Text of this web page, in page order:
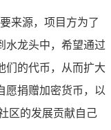
来源，项目方为了
水龙头中，希望通过
们的代币，从而扩大
愿捐赠加密货币，以
区的发展贡献自己